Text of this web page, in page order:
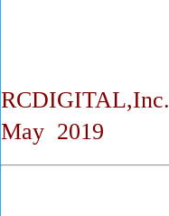
RCDIGITAL,Inc.
May 2019